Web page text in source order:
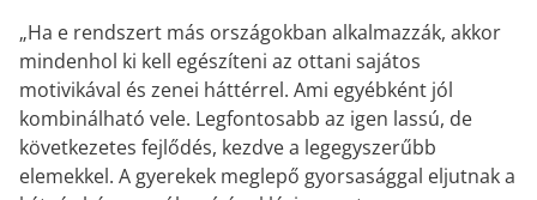
„Ha e rendszert más országokban alkalmazzák, akkor
mindenhol ki kell egészíteni az ottani sajátos
motivikával és zenei háttérrel. Ami egyébként jól
kombinálható vele. Legfontosabb az igen lassú, de
következetes fejlődés, kezdve a legegyszerűbb
elemekkel. A gyerekek meglepő gyorsasággal eljutnak a